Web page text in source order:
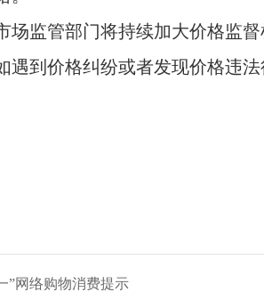
监管部门将持续加大价格监督
到价格纠纷或者发现价格违法
”网络购物消费提示